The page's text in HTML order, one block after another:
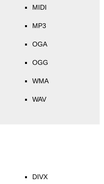
MIDI
MP3
OGA
OGG
WMA
WAV
DIVX